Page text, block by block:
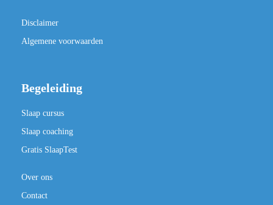
Disclaimer
Algemene voorwaarden
Begeleiding
Slaap cursus
Slaap coaching
Gratis SlaapTest
Over ons
Contact